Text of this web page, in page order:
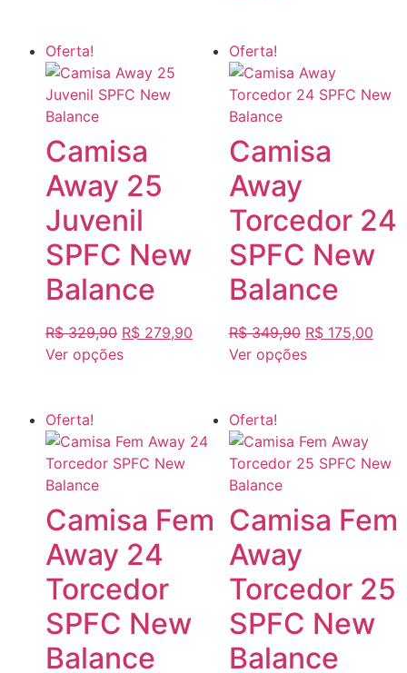
Oferta!
Camisa
Away 25
Juvenil
SPFC New
Balance
R$329,90 R$ 279,90
Ver opções
Oferta!
Camisa
Away
Torcedor 24
SPFC New
Balance
R$349,90 R$175,00
Ver opções
Oferta!
Camisa Fem
Away 24
Torcedor
SPFC New
Balance
Oferta!
Camisa Fem
Away
Torcedor 25
SPFC New
Balance